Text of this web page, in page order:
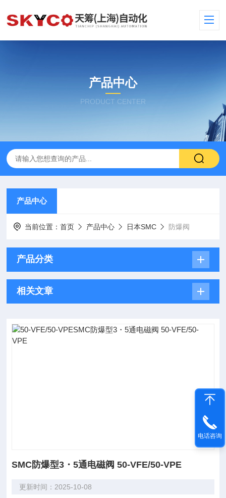
产品中心
PRODUCT CENTER
产品中心
当前位置：首页 产品中心 日本SMC 防爆阀
产品分类
相关文章
SMC防爆型3・5通电磁阀 50-VFE/50-VPE
更新时间：2025-10-08
电话咨询